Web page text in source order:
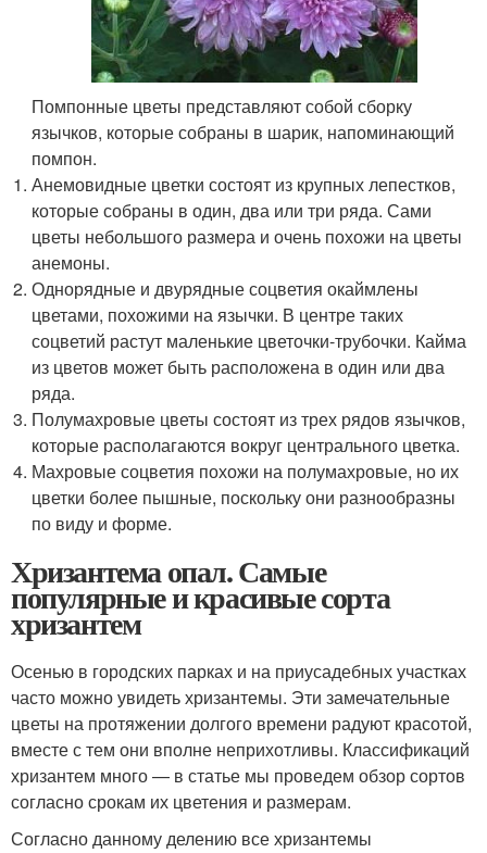
Помпонные цветы представляют собой сборку
язычков, которые собраны в шарик, напоминающий
помпон.
Анемовидные цветки состоят из крупных лепестков,
которые собраны в один, два или три ряда. Сами
цветы небольшого размера и очень похожи на цветы
анемоны.
Однорядные и двурядные соцветия окаймлены
цветами, похожими на язычки. В центре таких
соцветий растут маленькие цветочки-трубочки. Кайма
из цветов может быть расположена в один или два
ряда.
Полумахровые цветы состоят из трех рядов язычков,
которые располагаются вокруг центрального цветка.
Махровые соцветия похожи на полумахровые, но их
цветки более пышные, поскольку они разнообразны
по виду и форме.
Хризантема опал. Самые
популярные и красивые сорта
хризантем
Осенью в городских парках и на приусадебных участках
часто можно увидеть хризантемы. Эти замечательные
цветы на протяжении долгого времени радуют красотой,
вместе с тем они вполне неприхотливы. Классификаций
хризантем много — в статье мы проведем обзор сортов
согласно срокам их цветения и размерам.
Согласно данному делению все хризантемы